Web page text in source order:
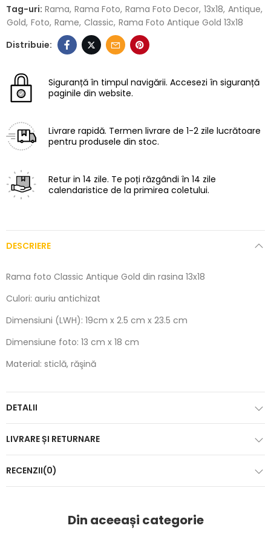
Tag-uri: Rama Rama Foto Rama Foto Decor 13x18 Antique
Gold Foto Rame Classic Rama Foto Antique Gold 13x18
Siguranță în timpul navigării. Accesezi în siguranță
paginile din website.
Livrare rapidă. Termen livrare de 1-2 zile lucrătoare
pentru produsele din stoc.
Retur in 14 zile. Te poți răzgândi în 14 zile
calendaristice de la primirea coletului.
DESCRIERE
Rama foto Classic Antique Gold din rasina 13x18
Culori: auriu antichizat
Dimensiuni (LWH): 19cm x 2.5 cm x 23.5 cm
Dimensiune foto: 13 cm x 18 cm
Material: sticlă, răşină
DETALII
LIVRARE ȘI RETURNARE
RECENZII(0)
Din aceeași categorie